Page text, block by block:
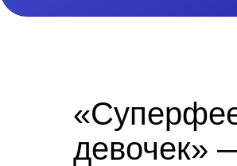
девочек»